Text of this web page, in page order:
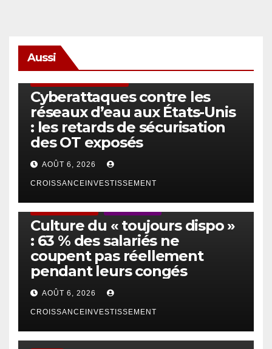
Aussi
Cyberattaques contre les
réseaux d’eau aux États-Unis
: les retards de sécurisation
des OT exposés
AOÛT 6, 2026
CROISSANCEINVESTISSEMENT
Culture du « toujours dispo »
: 63 % des salariés ne
coupent pas réellement
pendant leurs congés
AOÛT 6, 2026
CROISSANCEINVESTISSEMENT